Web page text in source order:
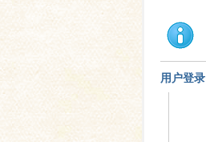
用户登录